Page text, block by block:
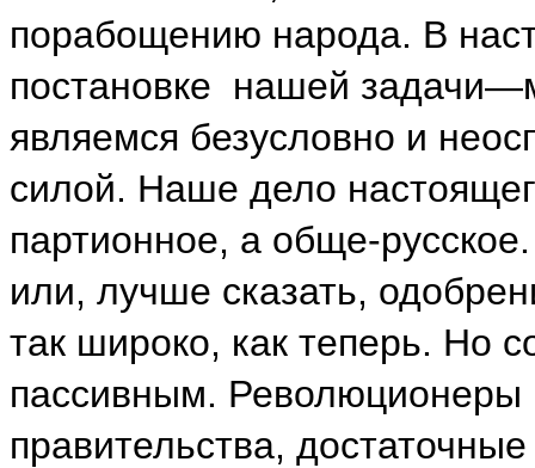
порабощению народа. В
постановке нашей
являемся безусловно и
силой. Наше дело
партионное, а обще-
или, лучше сказать,
так широко, как теперь. Но
пассивным. Революционеры
правительства,